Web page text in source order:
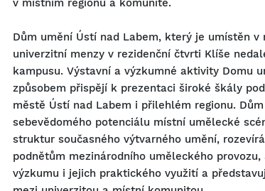
v místním regionu a komunitě.
Dům umění Ústí nad Labem, který je umístěn
univerzitní menzy v rezidenční čtvrti Klíše
kampusu. Výstavní a výzkumné aktivity Domu
způsobem přispějí k prezentaci široké škály
městě Ústí nad Labem i přilehlém regionu.
sebevědomého potenciálu místní umělecké
struktur současného výtvarného umění,
podnětům mezinárodního uměleckého
výzkumu i jejich praktického využití a